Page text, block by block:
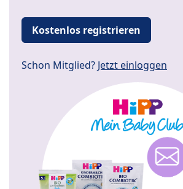
Kostenlos registrieren
Schon Mitglied? Jetzt einloggen